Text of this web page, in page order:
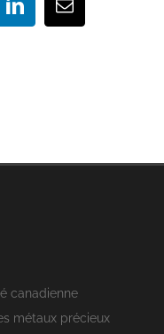
LinkedInEmail
canadienne
métaux précieux